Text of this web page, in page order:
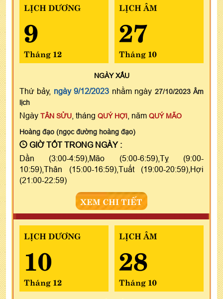
LỊCH DƯƠNG
9
Tháng 12
LỊCH ÂM
27
Tháng 10
NGÀYXẤU
Thứ bảy, ngày 9/12/2023 nhằm ngày 27/10/2023 Âm
lịch
Ngày TÂN SỬU , tháng QUÝ HỢI , năm QUÝ MÃO
Hoàng đạo (ngọc đường hoàng đạo)
GIỜ TỐT TRONG NGÀY :
Dần (3:00-4:59),Mão (5:00-6:59),Tỵ (9:00-
10:59),Thân (15:00-16:59),Tuất (19:00-20:59),Hợi
(21:00-22:59)
XEM CHI TIẾT
LỊCH DƯƠNG
10
Tháng 12
LỊCH ÂM
28
Tháng 10